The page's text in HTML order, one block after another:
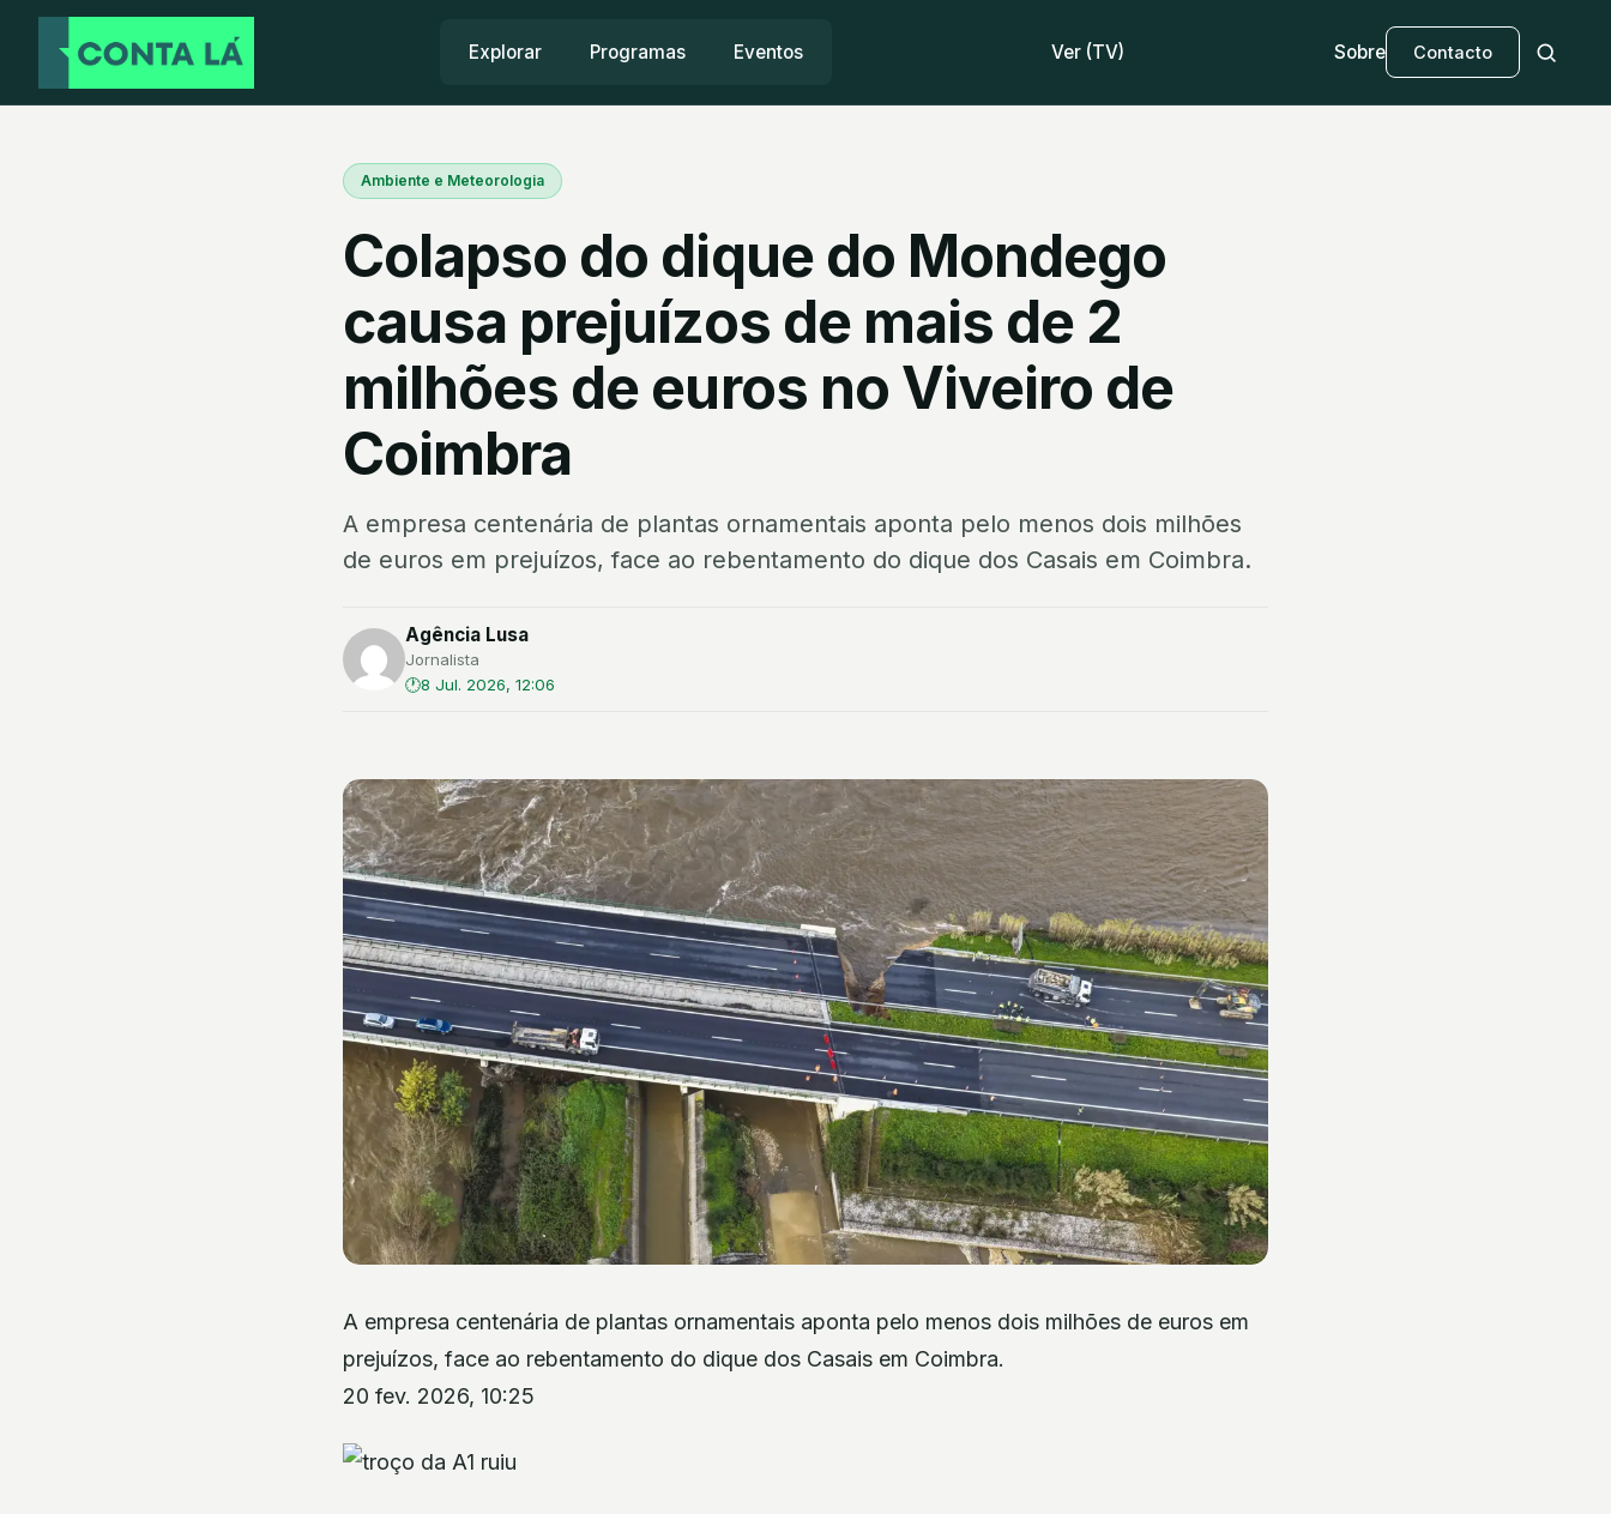
Explorar Programas Eventos Ver (TV) Sobre Contacto
Ambiente e Meteorologia
Colapso do dique do Mondego
causa prejuízos de mais de 2
milhões de euros no Viveiro de
Coimbra
A empresa centenária de plantas ornamentais aponta pelo menos dois milhões
de euros em prejuízos, face ao rebentamento do dique dos Casais em Coimbra.
Agência Lusa
Jornalista
8 Jul. 2026, 12:06
A empresa centenária de plantas ornamentais aponta pelo menos dois milhões de euros em
prejuízos, face ao rebentamento do dique dos Casais em Coimbra.
20 fev. 2026, 10:25